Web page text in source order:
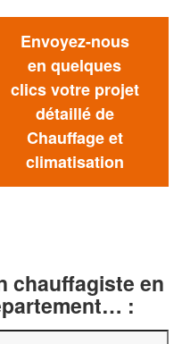
Envoyez-nous
en quelques
clics votre projet
détaillé de
Chauffage et
climatisation
chauffagiste en
: